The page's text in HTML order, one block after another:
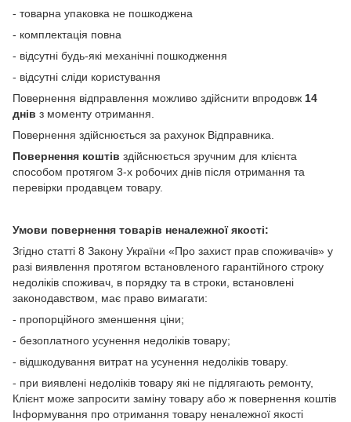
- товарна упаковка не пошкоджена
- комплектація повна
- відсутні будь-які механічні пошкодження
- відсутні сліди користування
Повернення відправлення можливо здійснити впродовж 14
днів з моменту отримання.
Повернення здійснюється за рахунок Відправника.
Повернення коштів здійснюється зручним для клієнта
способом протягом 3-х робочих днів після отримання та
перевірки продавцем товару.
Умови повернення товарів неналежної якості:
Згідно статті 8 Закону України «Про захист прав споживачів» у
разі виявлення протягом встановленого гарантійного строку
недоліків споживач, в порядку та в строки, встановлені
законодавством, має право вимагати:
- пропорційного зменшення ціни;
- безоплатного усунення недоліків товару;
- відшкодування витрат на усунення недоліків товару.
- при виявлені недоліків товару які не підлягають ремонту,
Клієнт може запросити заміну товару або ж повернення коштів
Інформування про отримання товару неналежної якості